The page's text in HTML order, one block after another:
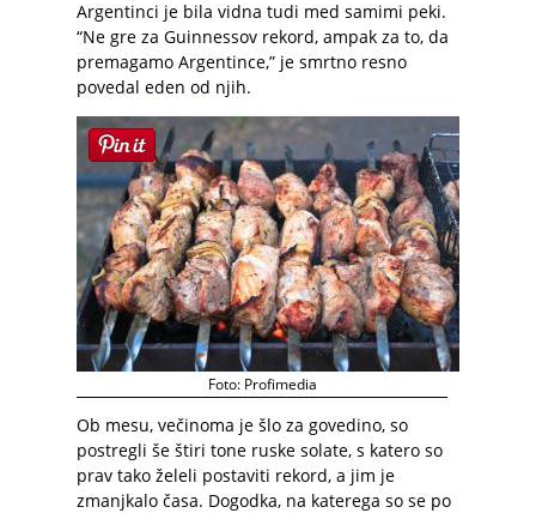
Argentinci je bila vidna tudi med samimi peki.
“Ne gre za Guinnessov rekord, ampak za to, da
premagamo Argentince,” je smrtno resno
povedal eden od njih.
Foto: Profimedia
Ob mesu, večinoma je šlo za govedino, so
postregli še štiri tone ruske solate, s katero so
prav tako želeli postaviti rekord, a jim je
zmanjkalo časa. Dogodka, na katerega so se po